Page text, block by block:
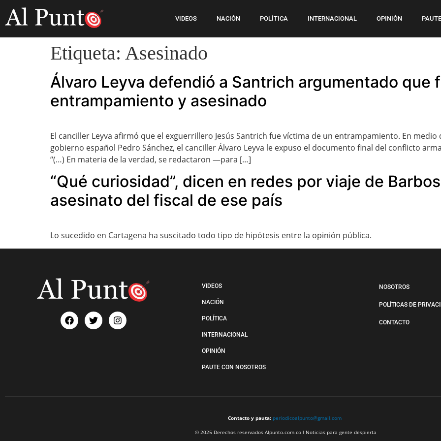
VIDEOS NACIÓN POLÍTICA INTERNACIONAL OPINIÓN
Etiqueta: Asesinado
Álvaro Leyva defendió a Santrich argumentado que
entrampamiento y asesinado
El canciller Leyva afirmó que el exguerrillero Jesús Santrich fue víctima de un entrampamiento. En
gobierno español Pedro Sánchez, el canciller Álvaro Leyva le expuso el documento final del conflicto
“(…) En materia de la verdad, se redactaron —para […]
“Qué curiosidad”, dicen en redes por viaje de
asesinato del fiscal de ese país
Lo sucedido en Cartagena ha suscitado todo tipo de hipótesis entre la opinión pública.
VIDEOS
NACIÓN
POLÍTICA
INTERNACIONAL
OPINIÓN
PAUTE CON NOSOTROS
NOSOTROS
POLÍTICAS DE
CONTACTO
Contacto y pauta: periodicoalpunto@gmail.com
© 2025 Derechos reservados Alpunto.com.co l Noticias para gente despierta